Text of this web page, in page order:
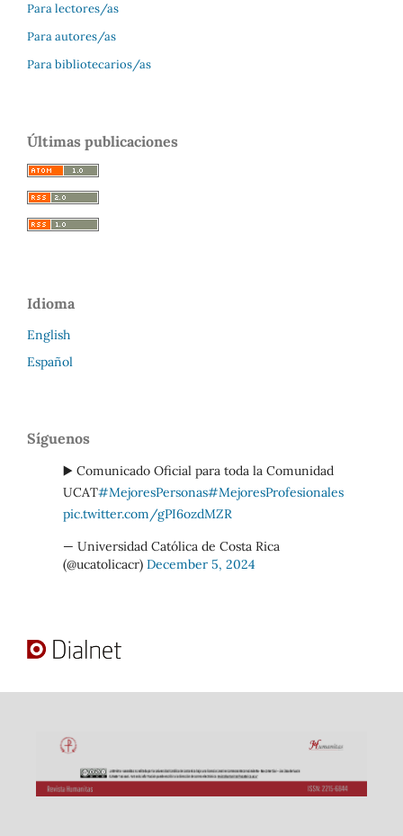
Para lectores/as
Para autores/as
Para bibliotecarios/as
Últimas publicaciones
Idioma
English
Español
Síguenos
▶️ Comunicado Oficial para toda la Comunidad
UCAT#MejoresPersonas#MejoresProfesionales
pic.twitter.com/gPI6ozdMZR
— Universidad Católica de Costa Rica
(@ucatolicacr) December 5, 2024